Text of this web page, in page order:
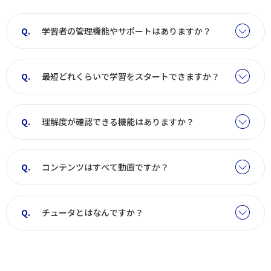
学習者の管理機能やサポートはありますか？
最短どれくらいで学習をスタートできますか？
理解度が確認できる機能はありますか？
コンテンツはすべて動画ですか？
チュータとはなんですか？